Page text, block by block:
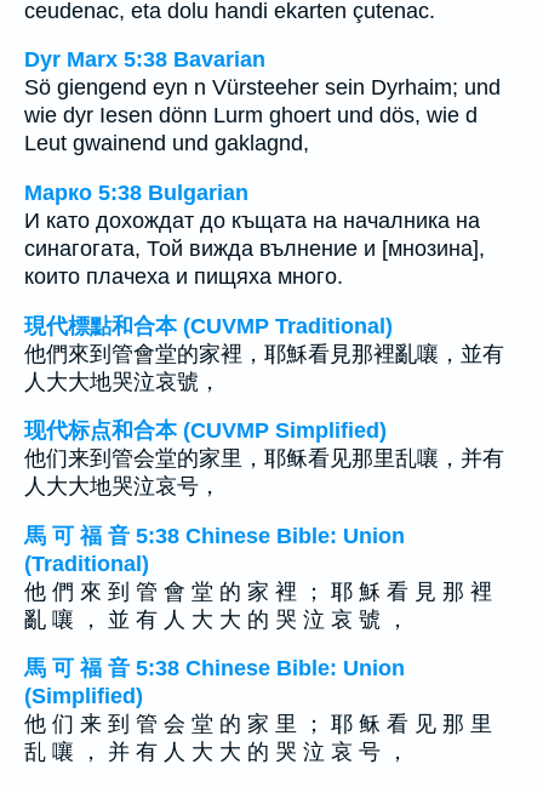
ceudenac, eta dolu handi ekarten çutenac.
Dyr Marx 5:38 Bavarian
Sö giengend eyn n Vürsteeher sein Dyrhaim; und
wie dyr Iesen dönn Lurm ghoert und dös, wie d
Leut gwainend und gaklagnd,
Марко 5:38 Bulgarian
И като дохождат до къщата на началника на
синагогата, Той вижда вълнение и [мнозина],
които плачеха и пищяха много.
現代標點和合本 (CUVMP Traditional)
他們來到管會堂的家裡，耶穌看見那裡亂嚷，並有
人大大地哭泣哀號，
现代标点和合本 (CUVMP Simplified)
他们来到管会堂的家里，耶稣看见那里乱嚷，并有
人大大地哭泣哀号，
馬 可 福 音 5:38 Chinese Bible: Union
(Traditional)
他 們 來 到 管 會 堂 的 家 裡 ； 耶 穌 看 見 那 裡
亂 嚷 ， 並 有 人 大 大 的 哭 泣 哀 號 ，
馬 可 福 音 5:38 Chinese Bible: Union
(Simplified)
他 们 来 到 管 会 堂 的 家 里 ； 耶 稣 看 见 那 里
乱 嚷 ， 并 有 人 大 大 的 哭 泣 哀 号 ，